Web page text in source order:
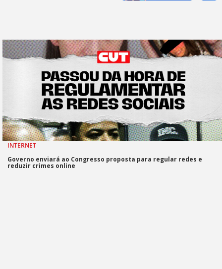
INTERNET
Governo enviará ao Congresso proposta para regular redes e
reduzir crimes online